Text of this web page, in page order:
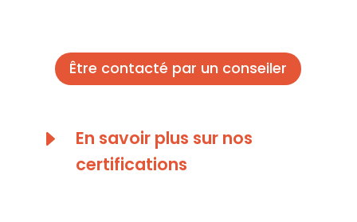
Être contacté par un conseiler
E
En savoir plus sur nos
certifications